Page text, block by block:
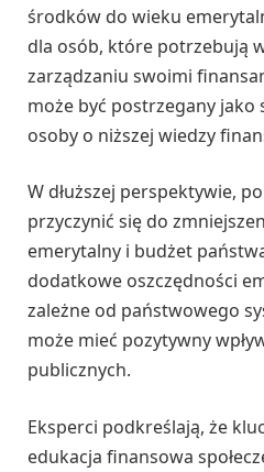
środków do wieku
dla osób, które potrzebują
zarządzaniu swoimi
może być postrzegany
osoby o niższej wiedzy
W dłuższej perspektywie,
przyczynić się do
emerytalny i budżet
dodatkowe oszczędności
zależne od państwowego
może mieć pozytywny
publicznych.
Eksperci podkreślają, że
edukacja finansowa